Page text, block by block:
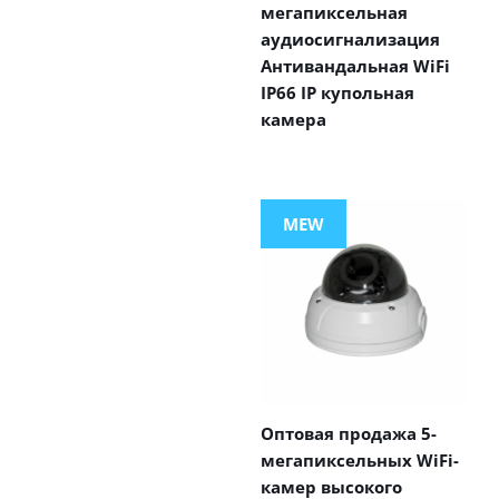
мегапиксельная
аудиосигнализация
Антивандальная WiFi
IP66 IP купольная
камера
MEW
Оптовая продажа 5-
мегапиксельных WiFi-
камер высокого